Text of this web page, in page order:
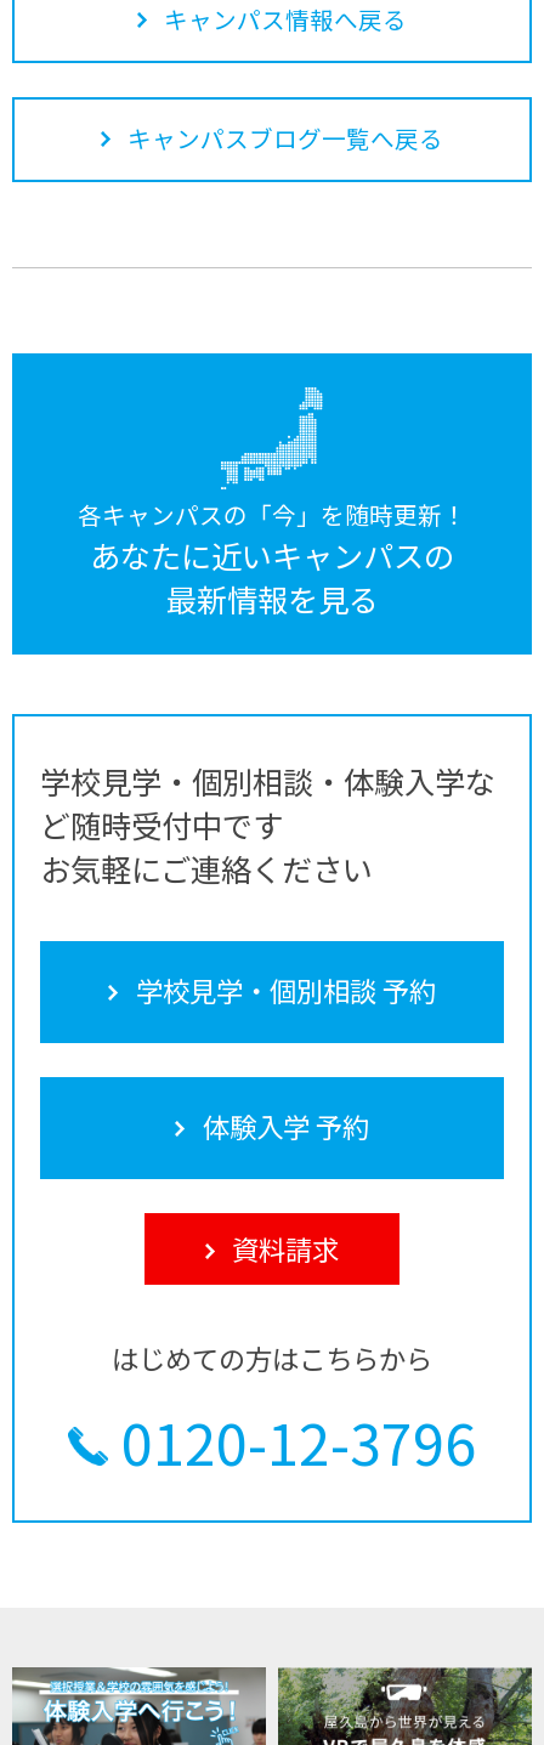
キャンパス情報へ戻る
キャンパスブログ一覧へ戻る
各キャンパスの「今」を随時更新！
あなたに近いキャンパスの
最新情報を見る
学校見学・個別相談・体験入学な
ど随時受付中です
お気軽にご連絡ください
学校見学・個別相談 予約
体験入学 予約
資料請求
はじめての方はこちらから
0120-12-3796